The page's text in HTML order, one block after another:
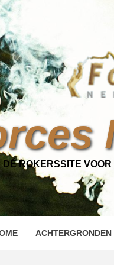
DÉ ROKERSSITE
ACHTERGRONDEN